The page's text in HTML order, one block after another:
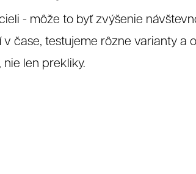
- môže to byť zvýšenie
čase, testujeme rôzne varianty a
len prekliky.